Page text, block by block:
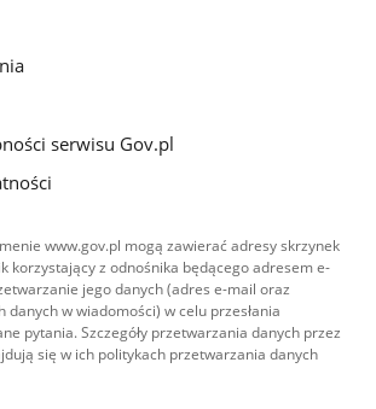
serwisu Gov.pl
www.gov.pl mogą zawierać adresy skrzynek
korzystający z odnośnika będącego adresem e-
jego danych (adres e-mail oraz
w wiadomości) w celu przesłania
pytania. Szczegóły przetwarzania danych przez
się w ich politykach przetwarzania danych